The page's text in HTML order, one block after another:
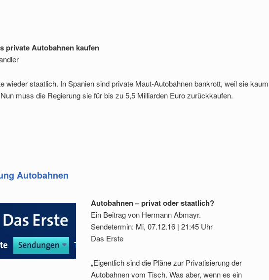
private Autobahnen kaufen
wieder staatlich. In Spanien sind private Maut-Autobahnen bankrott, weil sie kaum
muss die Regierung sie für bis zu 5,5 Milliarden Euro zurückkaufen.
Autobahnen
Autobahnen – privat oder staatlich?
Ein Beitrag von Hermann Abmayr.
Sendetermin: Mi, 07.12.16 | 21:45 Uhr
Das Erste
„Eigentlich sind die Pläne zur Privatisierung der
Autobahnen vom Tisch. Was aber, wenn es ein